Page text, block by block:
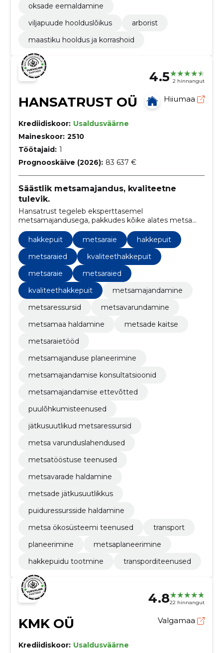
oksade eemaldamine
viljapuude hoolduslõikus
arborist
maastiku hooldus ja korrashoid
4.5 2 hinnangut
HANSATRUST OÜ Hiiumaa
Krediidiskoor: Usaldusväärne
Maineskoor: 2510
Töötajaid: 1
Prognooskäive (2026): 83 637 €
Säästlik metsamajandus, kvaliteetne
tulevik.
Hansatrust tegeleb eksperttasemel
metsamajandusega, pakkudes kõike alates metsa
planeerimisest ja raiedest kuni kvaliteetse hakkepuidu
tarnimiseni.
hakkepuit metsaraie
hakkepuit
metsaraied
kvaliteethakkepuit
metsaraie
metsaraied
kvaliteethakkepuit
metsamajandamine
metsaressursid
metsavarundamine
metsamaa haldamine
metsade kaitse
metsaraietööd
metsamajanduse planeerimine
metsamajandamise konsultatsioonid
metsamajandamise ettevõtted
puulõhkumisteenused
jätkusuutlikud metsaressursid
metsa varunduslahendused
metsatööstuse teenused
metsavarade haldamine
metsade jätkusuutlikkus
puiduressursside haldamine
metsa ökosüsteemi teenused
transport
planeerimine
metsaplaneerimine
hakkepuidu tootmine
transporditeenused
4.822 hinnangut
KMK OÜ Valgamaa
Krediidiskoor: Usaldusväärne